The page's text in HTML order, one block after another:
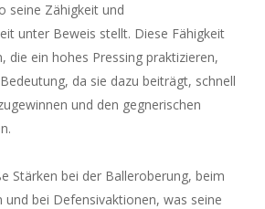
seine Zähigkeit und
unter Beweis stellt. Diese Fähigkeit
die ein hohes Pressing praktizieren,
da sie dazu beiträgt, schnell
und den gegnerischen
Stärken bei der Balleroberung, beim
und bei Defensivaktionen, was seine